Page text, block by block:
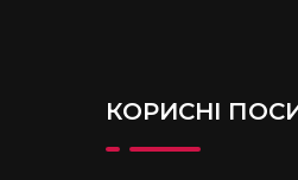
КОРИСНІ